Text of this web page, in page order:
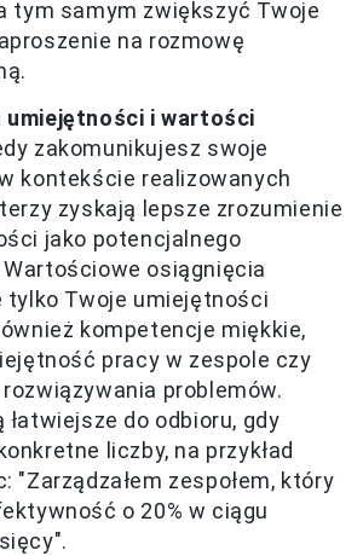
tym samym zwiększyć Twoje
na rozmowę
umiejętności i wartości
zakomunikujesz swoje
kontekście realizowanych
zyskają lepsze zrozumienie
jako potencjalnego
osiągnięcia
tylko Twoje umiejętności
kompetencje miękkie,
pracy w zespole czy
problemów.
łatwiejsze do odbioru, gdy
liczby, na przykład
"Zarządzałem zespołem, który
o 20% w ciągu